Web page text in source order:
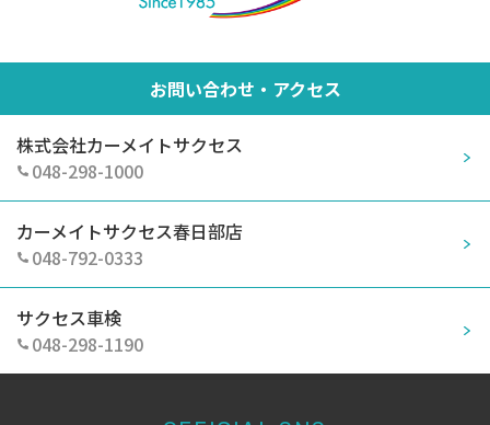
お問い合わせ・アクセス
株式会社カーメイトサクセス
048-298-1000
カーメイトサクセス春日部店
048-792-0333
サクセス車検
048-298-1190